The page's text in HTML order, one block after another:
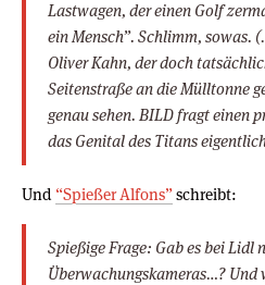
Lastwagen, der einen Golf
ein Mensch”. Schlimm, sowas.
Oliver Kahn, der doch
Seitenstraße an die Mülltonne
genau sehen. BILD fragt einen
das Genital des Titans
Und “Spießer Alfons”schreibt:
Spießige Frage: Gab es bei Lidl
Überwachungskameras…? Und